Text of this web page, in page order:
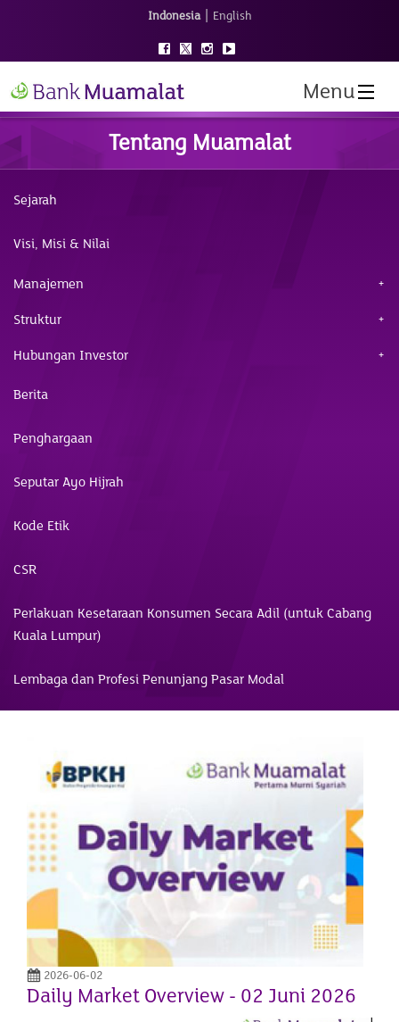
Indonesia | English
Menu
Tentang Muamalat
Sejarah
Visi, Misi & Nilai
Manajemen
Struktur
Hubungan Investor
Berita
Penghargaan
Seputar Ayo Hijrah
Kode Etik
CSR
Perlakuan Kesetaraan Konsumen Secara Adil (untuk Cabang
Kuala Lumpur)
Lembaga dan Profesi Penunjang Pasar Modal
2026-06-02
Daily Market Overview - 02 Juni 2026